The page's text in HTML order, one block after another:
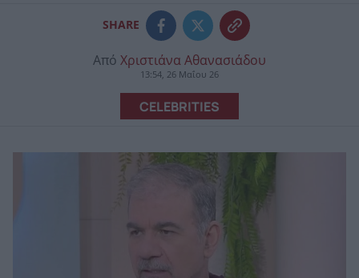
SHARE
Από Χριστιάνα Αθανασιάδου
13:54, 26 Μαΐου 26
CELEBRITIES